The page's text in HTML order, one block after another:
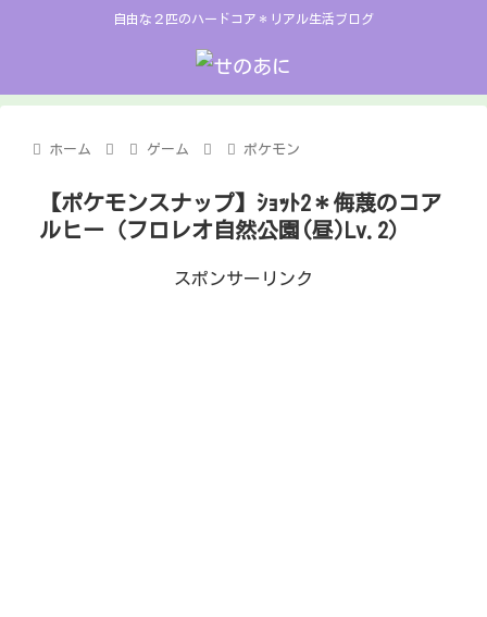
自由な２匹のハードコア＊リアル生活ブログ
ホーム ゲーム ポケモン
【ポケモンスナップ】ｼｮｯﾄ2＊侮蔑のコア
ルヒー（フロレオ自然公園(昼)Lv.2）
スポンサーリンク